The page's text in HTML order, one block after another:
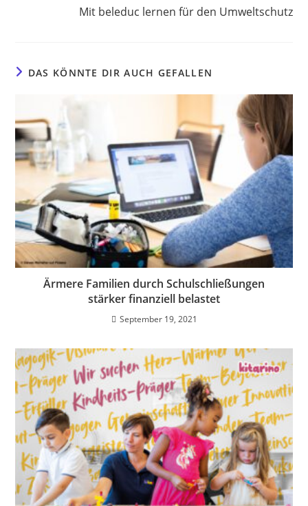
Mit beleduc lernen für den Umweltschutz
DAS KÖNNTE DIR AUCH GEFALLEN
Ärmere Familien durch Schulschließungen
stärker finanziell belastet
September 19, 2021